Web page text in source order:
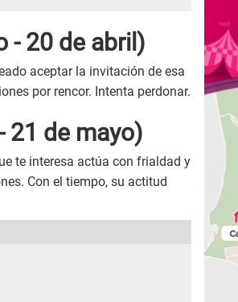
- 20 de abril)
aceptar la invitación de esa
por rencor. Intenta perdonar.
21 de mayo)
te interesa actúa con frialdad y
Con el tiempo, su actitud